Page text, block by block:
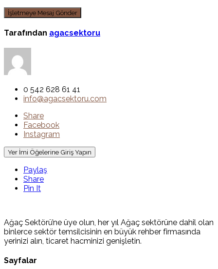
Tarafından agacsektoru
0 542 628 61 41
info@agacsektoru.com
Share
Facebook
Instagram
Yer İmi Öğelerine Giriş Yapın
Paylaş
Share
Pin It
Ağaç Sektörü’ne üye olun, her yıl Ağaç sektörüne dahil olan
binlerce sektör temsilcisinin en büyük rehber firmasında
yerinizi alın, ticaret hacminizi genişletin.
Sayfalar